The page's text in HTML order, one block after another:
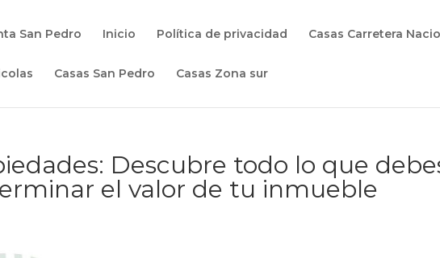
San Pedro Inicio Política de privacidad Casas Carretera
Casas San Pedro Casas Zona sur
Descubre todo lo que
el valor de tu inmueble